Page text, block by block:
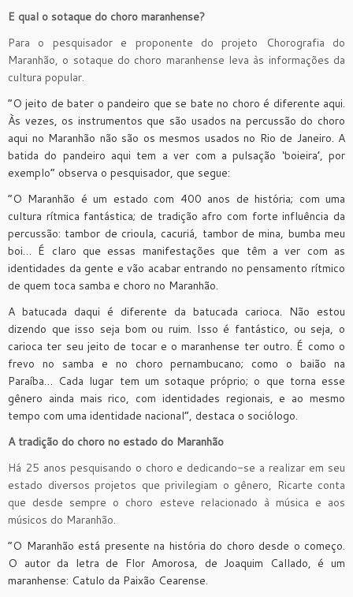
E qual o sotaque do choro maranhense?
Para o pesquisador e proponente do projeto Chorografia do
Maranhão, o sotaque do choro maranhense leva às informações da
cultura popular.
“O jeito de bater o pandeiro que se bate no choro é diferente aqui.
Às vezes, os instrumentos que são usados na percussão do choro
aqui no Maranhão não são os mesmos usados no Rio de Janeiro. A
batida do pandeiro aqui tem a ver com a pulsação ‘boieira’, por
exemplo” observa o pesquisador, que segue:
“O Maranhão é um estado com 400 anos de história; com uma
cultura rítmica fantástica; de tradição afro com forte influência da
percussão: tambor de crioula, cacuriá, tambor de mina, bumba meu
boi… É claro que essas manifestações que têm a ver com as
identidades da gente e vão acabar entrando no pensamento rítmico
de quem toca samba e choro no Maranhão.
A batucada daqui é diferente da batucada carioca. Não estou
dizendo que isso seja bom ou ruim. Isso é fantástico, ou seja, o
carioca ter seu jeito de tocar e o maranhense ter outro. É como o
frevo no samba e no choro pernambucano; como o baião na
Paraíba… Cada lugar tem um sotaque próprio; o que torna esse
gênero ainda mais rico, com identidades regionais, e ao mesmo
tempo com uma identidade nacional”, destaca o sociólogo.
A tradição do choro no estado do Maranhão
Há 25 anos pesquisando o choro e dedicando-se a realizar em seu
estado diversos projetos que privilegiam o gênero, Ricarte conta
que desde sempre o choro esteve relacionado à música e aos
músicos do Maranhão.
“O Maranhão está presente na história do choro desde o começo.
O autor da letra de Flor Amorosa, de Joaquim Callado, é um
maranhense: Catulo da Paixão Cearense.